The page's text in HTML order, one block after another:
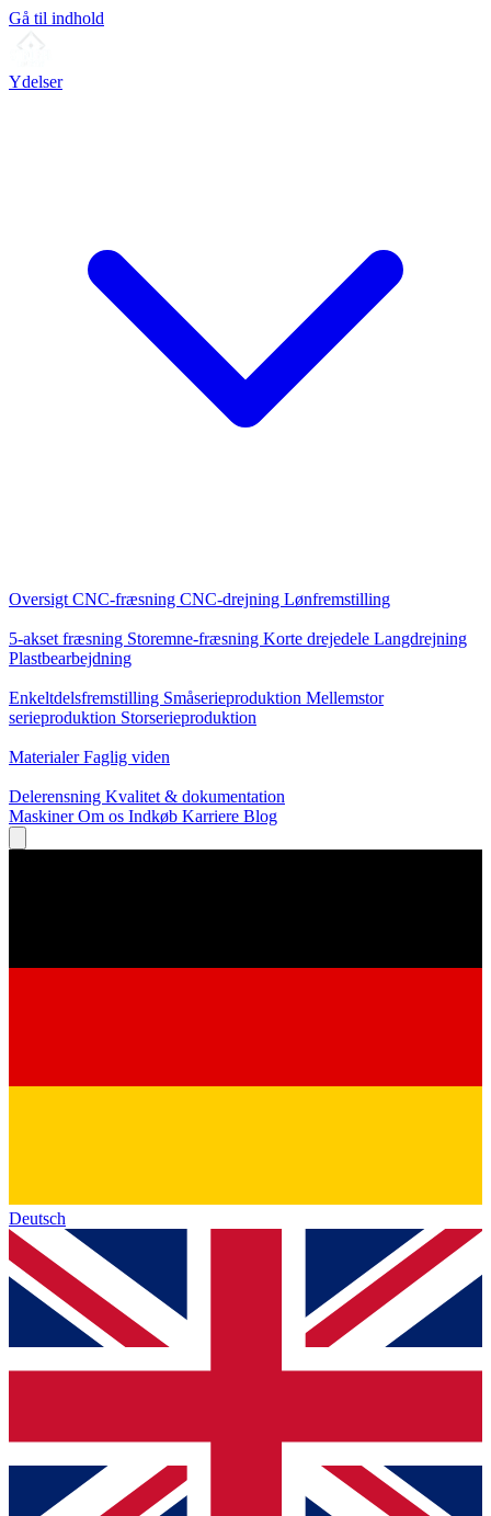
Gå til indhold
Ydelser
Oversigt CNC-fræsning CNC-drejning Lønfremstilling
5-akset fræsning Storemne-fræsning Korte drejedele Langdrejning
Plastbearbejdning
Enkeltdelsfremstilling Småserieproduktion Mellemstor
serieproduktion Storserieproduktion
MaterialerFaglig viden
Delerensning Kvalitet & dokumentation
MaskinerOm os Indkøb Karriere Blog
Deutsch